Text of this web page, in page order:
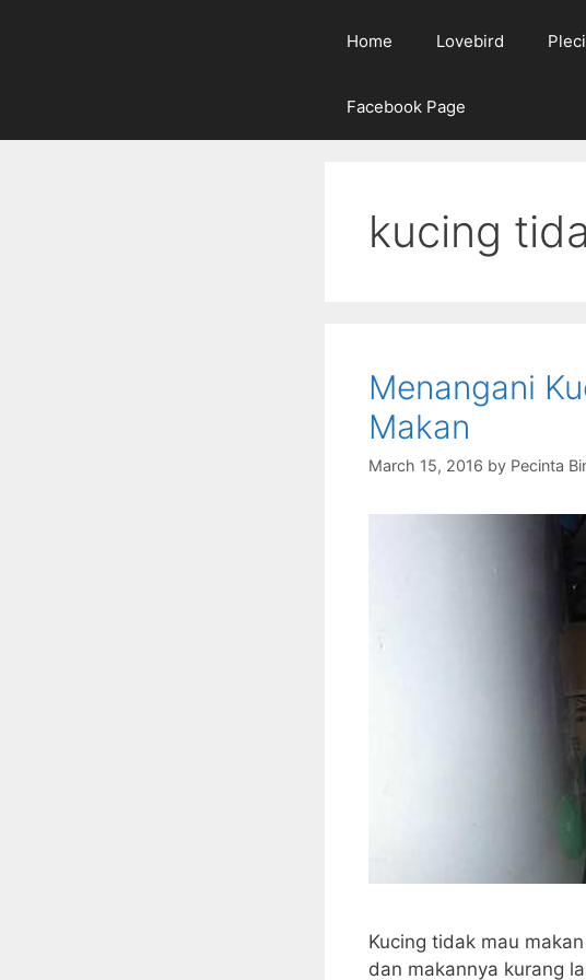
Home Lovebird Pleci
Facebook Page
kucing
Menangani
Makan
March 15, 2016 by Pecinta
Kucing tidak mau
dan makannya kurang